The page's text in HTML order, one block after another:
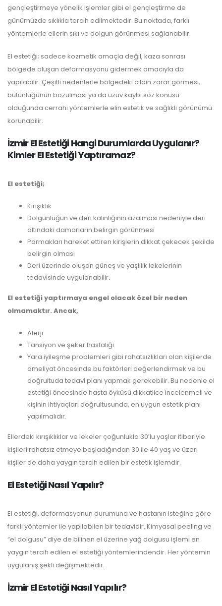
gençleştirmeye yönelik işlemler gibi el gençleştirme de
günümüzde sıklıkla tercih edilmektedir. Bu noktada, farklı
yöntemlerle ellerin sıkı ve dolgun görünmesi sağlanabilir.
El estetiği; sadece kozmetik amaçla değil, kaza sonrası
bölgede oluşan deformasyonu gidermek amacıyla da
yapılabilir. Çeşitli nedenlerle bölgedeki cildin zarar görmesi,
bütünlüğünün bozulması ya da uzuv kaybı söz konusu
olduğunda cerrahi yöntemlerle elin estetik ve sağlıklı görünümü
korunabilir.
İzmir El Estetiği Hangi Durumlarda Uygulanır?
Kimler El Estetiği Yaptıramaz?
El estetiği;
Kırışıklık
Dolgunluğun ve deri kalınlığının azalması nedeniyle deri
altındaki damarların belirgin görünmesi
Parmakları hareket ettiren kirişlerin dikkat çekecek şekilde
belirgin olması
Deri üzerinde oluşan güneş ve yaşlılık lekelerinin
tedavisinde uygulanabilir.
El estetiği yaptırmaya engel olacak özel bir neden
olmamaktır. Ancak,
Alerji
Tansiyon ve şeker hastalığı
Yara iyileşme problemleri gibi rahatsızlıkları olan kişilerde
ameliyat öncesinde bu faktörleri değerlendirmek ve bu
doğrultuda tedavi planı yapmak gerekebilir. Bu nedenle el
estetiği öncesinde hasta öyküsü dikkatlice incelenmeli ve
kişinin ihtiyaçları doğrultusunda, en uygun estetik planı
yapılmalıdır.
Ellerdeki kırışıklıklar ve lekeler çoğunlukla 30’lu yaşlar itibariyle
kişileri rahatsız etmeye başladığından 30 ile 40 yaş ve üzeri
kişiler de daha yaygın tercih edilen bir estetik işlemdir.
El Estetiği Nasıl Yapılır?
El estetiği, deformasyonun durumuna ve hastanın isteğine göre
farklı yöntemler ile yapılabilen bir tedavidir. Kimyasal peeling ve
“el dolgusu” diye de bilinen el üzerine yağ dolgusu işlemi en
yaygın tercih edilen el estetiği yöntemlerindendir. Her yöntemin
uygulanış şekli değişmektedir.
İzmir El Estetiği Nasıl Yapılır?